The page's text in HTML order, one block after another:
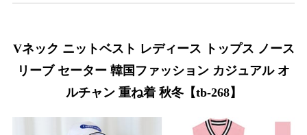
Vネック ニットベスト レディース トップス ノース
リーブ セーター 韓国ファッション カジュアル オ
ルチャン 重ね着 秋冬【tb-268】